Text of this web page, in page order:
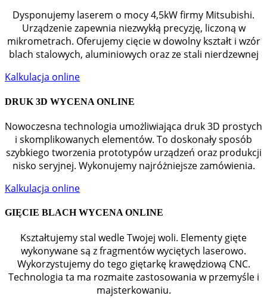
Dysponujemy laserem o mocy 4,5kW firmy Mitsubishi.
Urządzenie zapewnia niezwykłą precyzję, liczoną w
mikrometrach. Oferujemy cięcie w dowolny kształt i wzór
blach stalowych, aluminiowych oraz ze stali nierdzewnej
Kalkulacja online
DRUK 3D WYCENA ONLINE
Nowoczesna technologia umożliwiająca druk 3D prostych
i skomplikowanych elementów. To doskonały sposób
szybkiego tworzenia prototypów urządzeń oraz produkcji
nisko seryjnej. Wykonujemy najróżniejsze zamówienia.
Kalkulacja online
GIĘCIE BLACH WYCENA ONLINE
Kształtujemy stal wedle Twojej woli. Elementy gięte
wykonywane są z fragmentów wyciętych laserowo.
Wykorzystujemy do tego giętarkę krawędziową CNC.
Technologia ta ma rozmaite zastosowania w przemyśle i
majsterkowaniu.